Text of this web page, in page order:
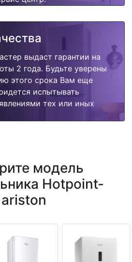
выдаст гарантии на
2 года. Будьте уверены
этого срока Вам еще
испытывать
тех или иных
модель
Hotpoint-
ariston